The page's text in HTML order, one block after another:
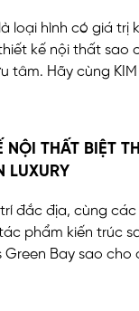
loại hình có giá trị
kế nội thất sao
tâm. Hãy cùng
NỘI THẤT BIỆT
LUXURY
trí đắc địa, cùng
phẩm kiến trúc
Green Bay sao